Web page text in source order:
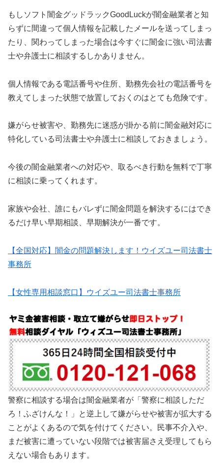
もしソフト闇金グッドラックGoodLuck が闇金融業者と知
らずに間違って個人情報を記載したメールを送ってしまっ
たり、関わってしまった場合は今すぐに闇金に強い司法書
士や弁護士に相談するしかありません。
個人情報である電話番号や住所、勤務先会社の電話番号を
教えてしまった状態で放置しておくのはとても危険です。
嫌がらせ被害や、勤務先に迷惑が掛かる前に闇金融対応に
特化している司法書士や弁護士に相談しておきましょう。
今後の闇金融業者への対応や、取るべき行動を無料で丁寧
に相談に乗ってくれます。
家族や会社、誰にもバレずに闇金問題を解決するにはでき
るだけ早い早期相談、早期解決が一番です。
【全国対応】闇金の問題解決します！ウイズユー司法書士
事務所
【女性専用相談窓口】ウイズユー司法書士事務所
警察に相談する場合は闇金融業者が「警察に相談しただ
ろ！ふざけんな！」と逆上して嫌がらせや被害が拡大する
ことがよくあるので気を付けてください。民事不介入や、
まだ被害に遭っていない段階では被害届さえ受理してもら
えない場合もあります。